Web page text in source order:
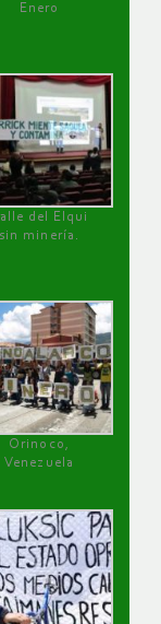
Enero
del Elqui
sin minería.
Orinoco,
Venezuela